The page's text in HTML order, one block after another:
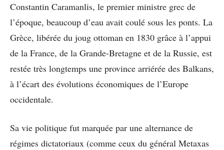
Constantin Caramanlis, le premier ministre grec de
l’époque, beaucoup d’eau avait coulé sous les ponts. La
Grèce, libérée du joug ottoman en 1830 grâce à l’appui
de la France, de la Grande-Bretagne et de la Russie, est
restée très longtemps une province arriérée des Balkans,
à l’écart des évolutions économiques de l’Europe
occidentale.
Sa vie politique fut marquée par une alternance de
régimes dictatoriaux (comme ceux du général Metaxas